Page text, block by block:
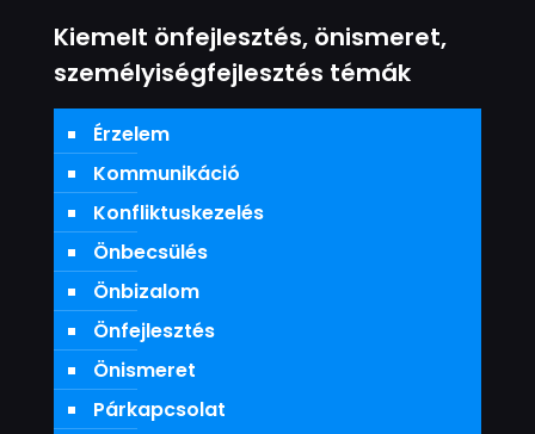
Kiemelt önfejlesztés, önismeret,
személyiségfejlesztés témák
Érzelem
Kommunikáció
Konfliktuskezelés
Önbecsülés
Önbizalom
Önfejlesztés
Önismeret
Párkapcsolat